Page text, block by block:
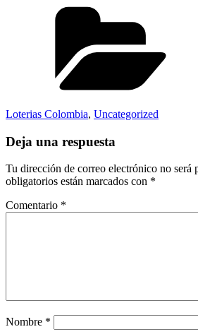
Loterias Colombia, Uncategorized
Deja una respuesta
Tu dirección de correo electrónico no será
obligatorios están marcados con *
Comentario *
Nombre *